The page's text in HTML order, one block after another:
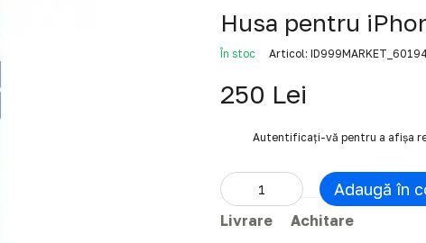
Husa pentru
În stoc Articol:
250 Lei
Autentificați-vă pentru a afișa
Adaugă în
Livrare Achitare